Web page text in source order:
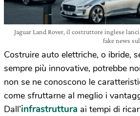
Jaguar Land Rover, il costruttore inglese
fake news
Costruire auto elettriche, o ibride,
sempre più innovative, potrebbe
non se ne conoscono le
come sfruttarne al meglio i
Dall’infrastruttura ai tempi di